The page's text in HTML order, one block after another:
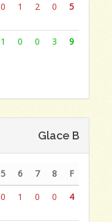
0 1 2 0 5
1 0 0 3 9
Glace B
5 6 7 8
F
0 1 0 0 4